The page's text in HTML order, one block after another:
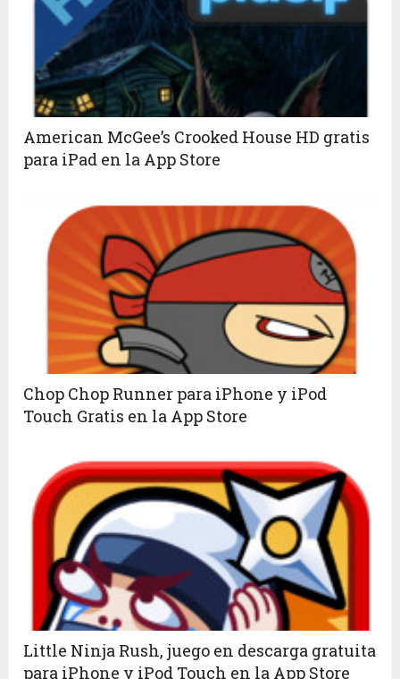
American McGee’s Crooked House HD gratis
para iPad en la App Store
Chop Chop Runner para iPhone y iPod
Touch Gratis en la App Store
Little Ninja Rush, juego en descarga gratuita
para iPhone y iPod Touch en la App Store